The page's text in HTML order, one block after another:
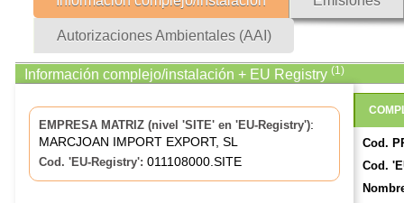
Autorizaciones Ambientales (AAI)
Información complejo/instalación + EU Registry (1)
EMPRESA MATRIZ (nivel 'SITE' en 'EU-Registry'):
MARCJOAN IMPORT EXPORT, SL
Cod. 'EU-Registry': 011108000.SITE
Cod.
Cod.